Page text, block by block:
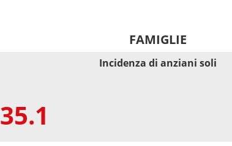
FAMIGLIE
35.1
Incidenza di anziani soli